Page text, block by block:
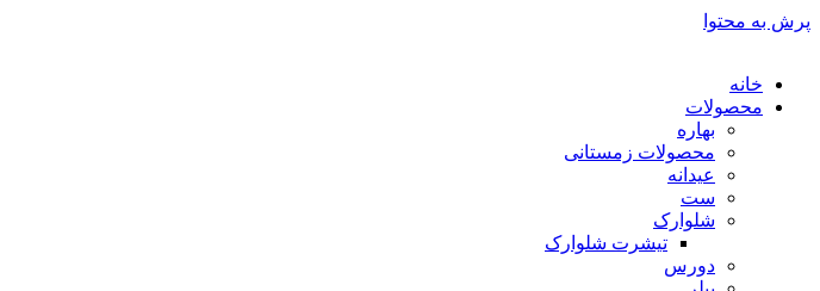
پرش به محتوا
خانه
محصولات
بهاره
محصولات زمستانی
عیدانه
ست
شلوارک
تیشرت شلوارک
دورس